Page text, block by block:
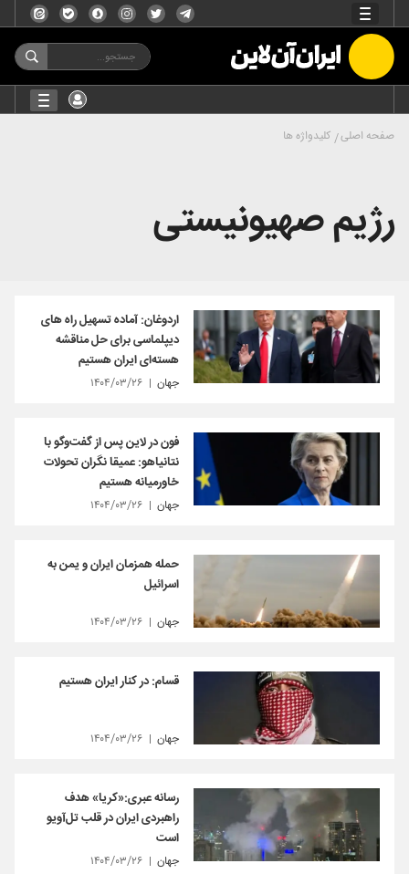
صفحه اصلی کلیدواژه ها
رژیم صهیونیستی
اردوغان: آماده تسهیل راه های
دیپلماسی برای حل مناقشه
هسته‌ای ایران هستیم
جهان ۱۴۰۴/۰۳/۲۶
فون در لاین پس از گفت‌وگو با
نتانیاهو: عمیقا نگران تحولات
خاورمیانه هستیم
جهان ۱۴۰۴/۰۳/۲۶
حمله همزمان ایران و یمن به
اسرائیل
جهان ۱۴۰۴/۰۳/۲۶
قسام: در کنار ایران هستیم
جهان ۱۴۰۴/۰۳/۲۶
رسانه عبری:«کریا» هدف
راهبردی ایران در قلب تل‌آویو
است
جهان ۱۴۰۴/۰۳/۲۶